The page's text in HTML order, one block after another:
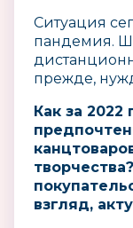
Ситуация
пандемия.
прежде,
Как за
взгляд,